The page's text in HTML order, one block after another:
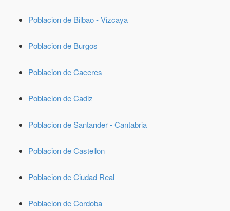
Poblacion de Bilbao - Vizcaya
Poblacion de Burgos
Poblacion de Caceres
Poblacion de Cadiz
Poblacion de Santander - Cantabria
Poblacion de Castellon
Poblacion de Ciudad Real
Poblacion de Cordoba